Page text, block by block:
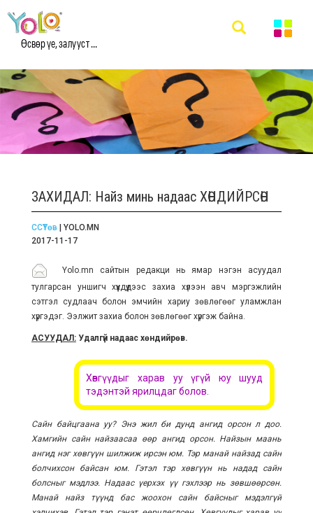
Өсвөр үе, залууст ...
ЗАХИДАЛ: Найз минь надаас ХӨНДИЙРСӨН
ССҮТөв | YOLO.MN
2017-11-17
Yolo.mn сайтын редакци нь ямар нэгэн асуудал
тулгарсан уншигч хүүхдүүдээс захиа хүлээн авч мэргэжлийн
сэтгэл судлаач болон эмчийн хариу зөвлөгөөг уламжлан
хүргэдэг. Ээлжит захиа болон зөвлөгөөг хүргэж байна.
АСУУДАЛ:Удалгүй надаас хөндийрөв.
Хөвгүүдыг харав уу үгүй юу шууд
тэдэнтэй ярилцдаг болов.
Сайн байцгаана уу? Энэ жил би дунд ангид орсон л доо.
Хамгийн сайн найзаасаа өөр ангид орсон. Найзын маань
ангид нэг хөвгүүн шилжиж ирсэн юм. Тэр манай найзад сайн
болчихсон байсан юм. Гэтэл тэр хөвгүүн нь надад сайн
болсныг мэдлээ. Надаас үерхэх үү гэхлээр нь зөвшөөрсөн.
Манай найз түүнд бас жоохон сайн байсныг мэдэлгүй